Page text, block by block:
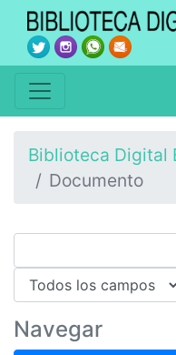
Biblioteca Digital
Documento
Navegar